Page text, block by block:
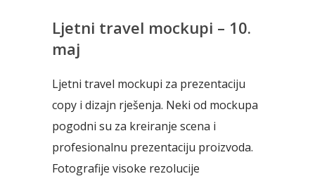
Ljetni travel mockupi – 10.
maj
Ljetni travel mockupi za prezentaciju
copy i dizajn rješenja. Neki od mockupa
pogodni su za kreiranje scena i
profesionalnu prezentaciju proizvoda.
Fotografije visoke rezolucije